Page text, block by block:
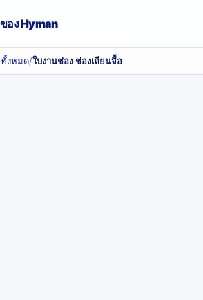
อง Hyman
ทั้งหมด/ใบงานช่อง ช่องเถียนจื้อ